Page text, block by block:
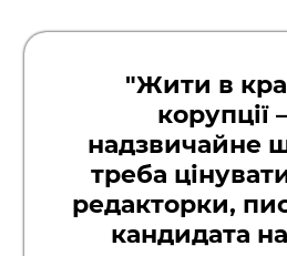
"Жити в
корупції
надзвичайне
треба
редакторки,
кандидата